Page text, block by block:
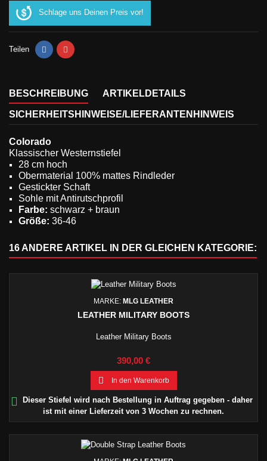
Schlage uns Deinen Preis vor!
Teilen
BESCHREIBUNG ARTIKELDETAILS
SICHERHEITSHINWEISE/LIEFERANTENHINWEIS
Colorado
Klassischer Westernstiefel
28 cm hoch
Obermaterial 100% mattes Rindleder
Gestickter Schaft
Sohle mit Antirutschprofil
Farbe: schwarz + braun
Größe: 36-46
16 ANDERE ARTIKEL IN DER GLEICHEN KATEGORIE:
MARKE: MLG LEATHER
LEATHER MILITARY BOOTS
Leather Military Boots
Preis
390,00 €
 In den Warenkorb

Dieser Stiefel wird nach Bestellung in Auftrag gegeben - daher
ist mit einer Lieferzeit von 3 Wochen zu rechnen.